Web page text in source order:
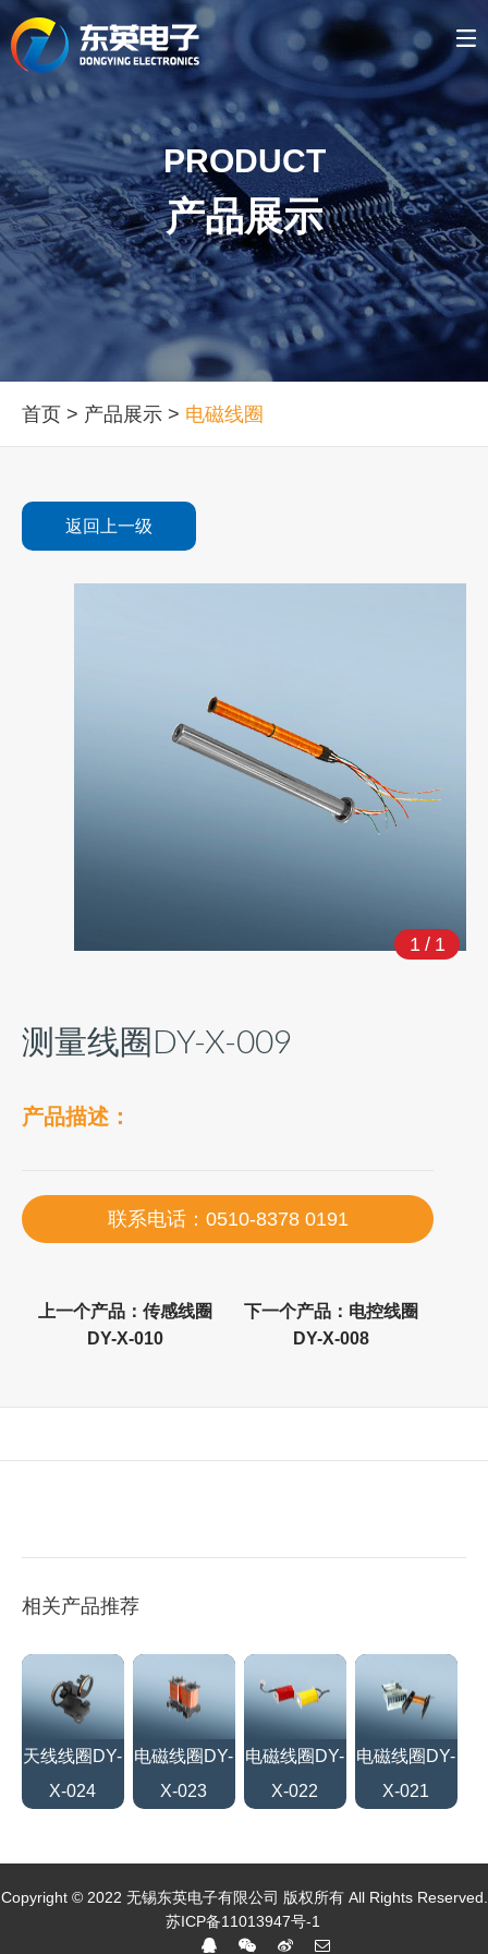
PRODUCT
产品展示
首页 > 产品展示 > 电磁线圈
返回上一级
1 / 1
测量线圈DY-X-009
产品描述：
联系电话：0510-8378 0191
上一个产品： 传感线圈
DY-X-010
下一个产品： 电控线圈
DY-X-008
相关产品推荐
天线线圈DY-
X-024
电磁线圈DY-
X-023
电磁线圈DY-
X-022
电磁线圈DY-
X-021
Copyright © 2022 无锡东英电子有限公司 版权所有 All Rights Reserved.
苏ICP备11013947号-1